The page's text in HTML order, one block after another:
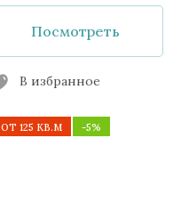
Посмотреть
В избранное
ОТ 125 КВ.М -5%